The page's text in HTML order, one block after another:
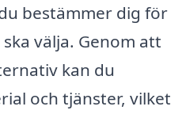
bestämmer dig för
välja. Genom att
kan du
och tjänster, vilket